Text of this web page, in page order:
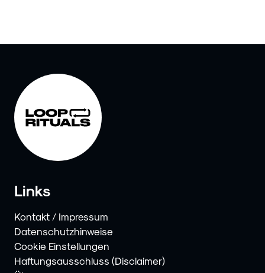
Links
Kontakt / Impressum
Datenschutzhinweise
Cookie Einstellungen
Haftungsausschluss (Disclaimer)